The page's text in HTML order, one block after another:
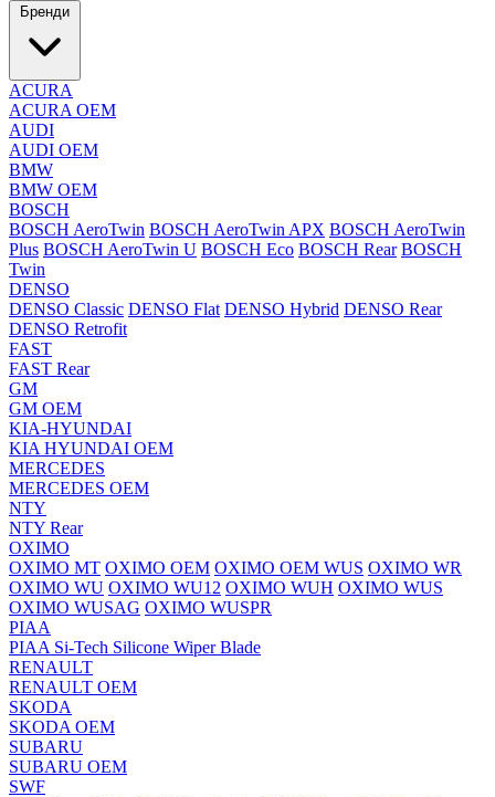
Бренди
ACURA
ACURA OEM
AUDI
AUDI OEM
BMW
BMW OEM
BOSCH
BOSCH AeroTwin BOSCH AeroTwin APX BOSCH AeroTwin
Plus BOSCH AeroTwin U BOSCH Eco BOSCH Rear BOSCH
Twin
DENSO
DENSO Classic DENSO Flat DENSO Hybrid DENSO Rear
DENSO Retrofit
FAST
FAST Rear
GM
GM OEM
KIA-HYUNDAI
KIA HYUNDAI OEM
MERCEDES
MERCEDES OEM
NTY
NTY Rear
OXIMO
OXIMO MT OXIMO OEM OXIMO OEM WUS OXIMO WR
OXIMO WU OXIMO WU12 OXIMO WUH OXIMO WUS
OXIMO WUSAG OXIMO WUSPR
PIAA
PIAA Si-Tech Silicone Wiper Blade
RENAULT
RENAULT OEM
SKODA
SKODA OEM
SUBARU
SUBARU OEM
SWF